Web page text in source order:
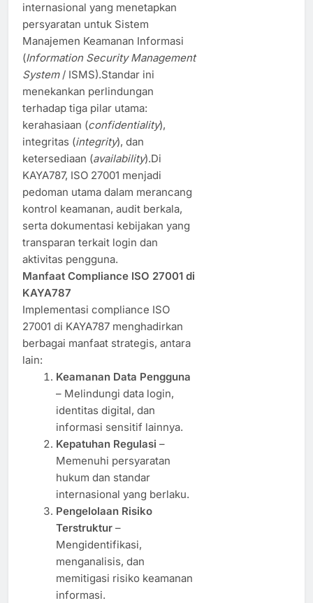
internasional yang menetapkan
persyaratan untuk Sistem
Manajemen Keamanan Informasi
(Information Security Management
System/ ISMS).Standar ini
menekankan perlindungan
terhadap tiga pilar utama:
kerahasiaan (confidentiality),
integritas (integrity), dan
ketersediaan (availability).Di
KAYA787, ISO 27001 menjadi
pedoman utama dalam merancang
kontrol keamanan, audit berkala,
serta dokumentasi kebijakan yang
transparan terkait login dan
aktivitas pengguna.
Manfaat Compliance ISO 27001 di
KAYA787
Implementasi compliance ISO
27001 di KAYA787 menghadirkan
berbagai manfaat strategis, antara
lain:
Keamanan Data Pengguna
– Melindungi data login,
identitas digital, dan
informasi sensitif lainnya.
Kepatuhan Regulasi –
Memenuhi persyaratan
hukum dan standar
internasional yang berlaku.
Pengelolaan Risiko
Terstruktur–
Mengidentifikasi,
menganalisis, dan
memitigasi risiko keamanan
informasi.